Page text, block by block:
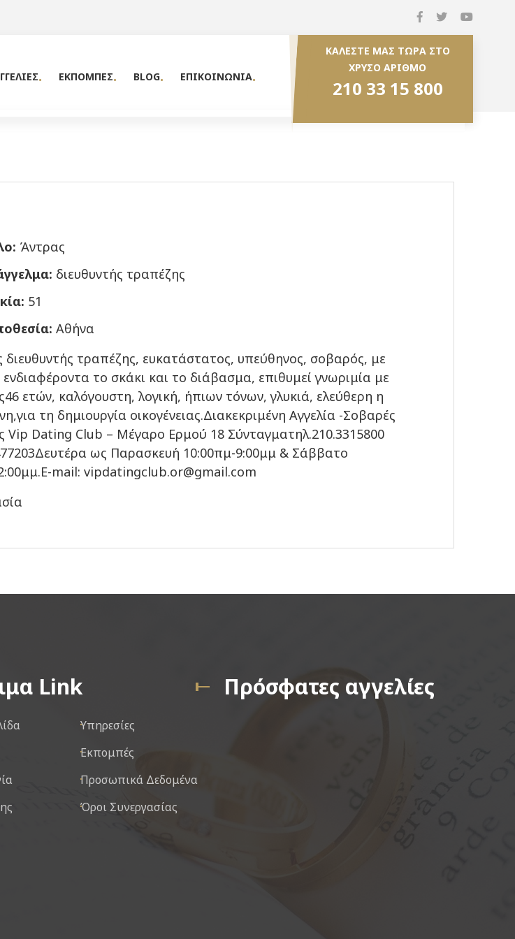
ΕΚΠΟΜΠΕΣ BLOG ΕΠΙΚΟΙΝΩΝΙΑ
ΚΑΛΕΣΤΕ ΜΑΣ ΤΩΡΑ ΣΤΟ
ΧΡΥΣΟ ΑΡΙΘΜΟ
210 33 15 800
Άντρας
διευθυντής τραπέζης
51
Αθήνα
διευθυντής τραπέζης, ευκατάστατος, υπεύθηνος, σοβαρός, με
το σκάκι και το διάβασμα, επιθυμεί γνωριμία με
ετών, καλόγουστη, λογική, ήπιων τόνων, γλυκιά, ελεύθερη η
τη δημιουργία οικογένειας.Διακεκριμένη Αγγελία -Σοβαρές
Vip Dating Club – Μέγαρο Ερμού 18 Σύνταγματηλ.210.3315800
ως Παρασκευή 10:00πμ-9:00μμ & Σάββατο
mail: vipdatingclub.or@gmail.com
Link
Υπηρεσίες
Εκπομπές
Προσωπικά Δεδομένα
Όροι Συνεργασίας
Πρόσφατες αγγελίες